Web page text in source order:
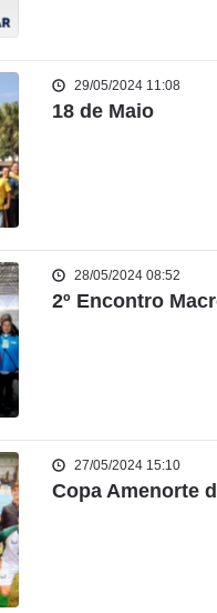
29/05/2024 11:08
18 de Maio
28/05/2024 08:52
2º Encontro
27/05/2024 15:10
Copa Amenorte